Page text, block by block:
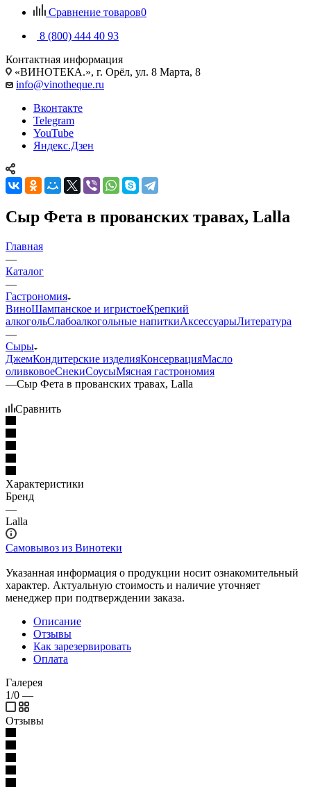
Сравнение товаров0
8 (800) 444 40 93
Контактная информация
«ВИНОТЕКА.», г. Орёл, ул. 8 Марта, 8
info@vinotheque.ru
Вконтакте
Telegram
YouTube
Яндекс.Дзен
Сыр Фета в прованских травах, Lalla
Главная
—
Каталог
—
Гастрономия
ВиноШампанское и игристоеКрепкий
алкогольСлабоалкогольные напиткиАксессуарыЛитература
—
Сыры
ДжемКондитерские изделияКонсервацияМасло
оливковоеСнекиСоусыМясная гастрономия
—Сыр Фета в прованских травах, Lalla
Сравнить
Характеристики
Бренд
—
Lalla
Самовывоз из Винотеки
Указанная информация о продукции носит ознакомительный
характер. Актуальную стоимость и наличие уточняет
менеджер при подтверждении заказа.
Описание
Отзывы
Как зарезервировать
Оплата
Галерея
1/0 —
Отзывы